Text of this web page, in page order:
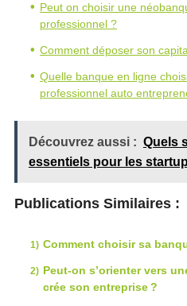
Peut on choisir une
professionnel ?
Comment déposer son
Quelle banque en ligne
professionnel auto
Découvrez aussi : Quels
essentiels pour les
Publications Similaires :
Comment choisir sa
Peut-on s’orienter vers
crée son entreprise ?